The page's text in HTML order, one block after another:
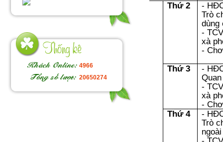
4966
20650274
Thứ 2
-
Trò
dùng
-
xà
-
Thứ 3
-
-
xà
-
Thứ 4
-
Trò